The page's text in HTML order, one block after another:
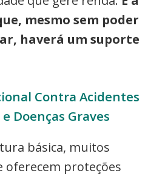
mesmo sem poder
haverá um suporte
Contra Acidentes
e Doenças Graves
básica, muitos
oferecem proteções